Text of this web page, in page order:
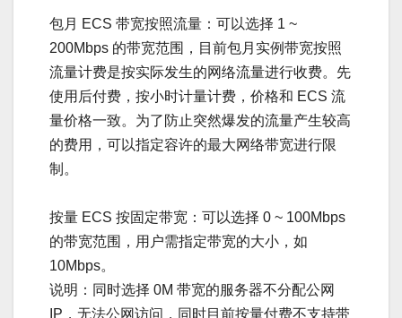
包月 ECS 带宽按照流量：可以选择 1 ~
200Mbps 的带宽范围，目前包月实例带宽按照
流量计费是按实际发生的网络流量进行收费。先
使用后付费，按小时计量计费，价格和 ECS 流
量价格一致。为了防止突然爆发的流量产生较高
的费用，可以指定容许的最大网络带宽进行限
制。
按量 ECS 按固定带宽：可以选择 0 ~ 100Mbps
的带宽范围，用户需指定带宽的大小，如
10Mbps。
说明：同时选择 0M 带宽的服务器不分配公网
IP，无法公网访问，同时目前按量付费不支持带